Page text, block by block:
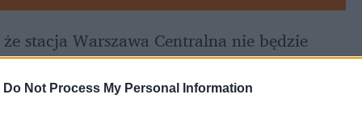
Do Not Process My Personal Information
stacja Warszawa Centralna nie będzie
8 listopada od godz. 12:00 do niedzieli
temu władze miasta dodały, że od czwartku